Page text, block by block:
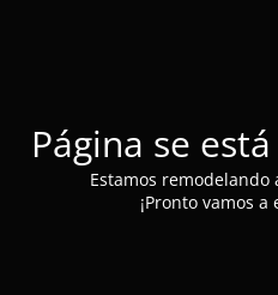
Página se
Estamos
¡Pronto vamos